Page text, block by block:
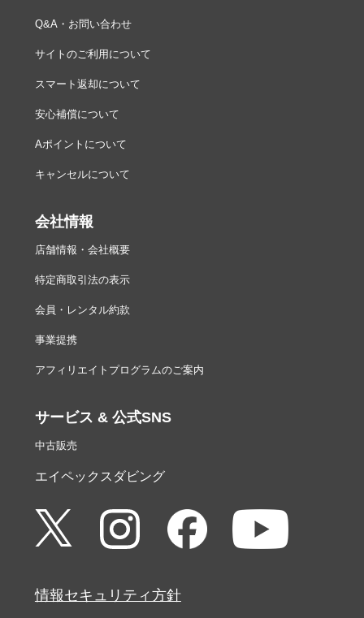
Q&A・お問い合わせ
サイトのご利用について
スマート返却について
安心補償について
Aポイントについて
キャンセルについて
会社情報
店舗情報・会社概要
特定商取引法の表示
会員・レンタル約款
事業提携
アフィリエイトプログラムのご案内
サービス & 公式SNS
中古販売
エイペックスダビング
情報セキュリティ方針